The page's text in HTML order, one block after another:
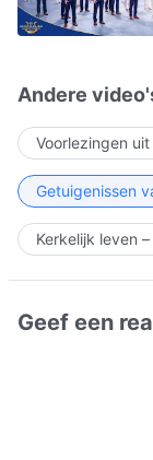
Andere
Voorlezingen
Getuigenissen
Kerkelijk leven
Geef een